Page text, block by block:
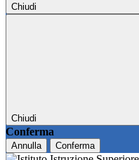
Chiudi
Chiudi
Conferma
Annulla Conferma